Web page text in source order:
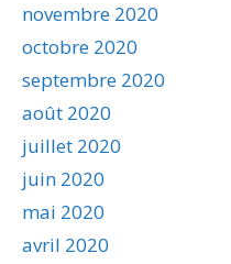
novembre 2020
octobre 2020
septembre 2020
août 2020
juillet 2020
juin 2020
mai 2020
avril 2020